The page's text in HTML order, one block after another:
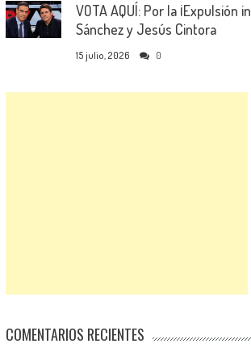
VOTA AQUÍ: Por la ¡Expulsión
Sánchez y Jesús Cintora
15 julio, 2026 0
COMENTARIOS RECIENTES